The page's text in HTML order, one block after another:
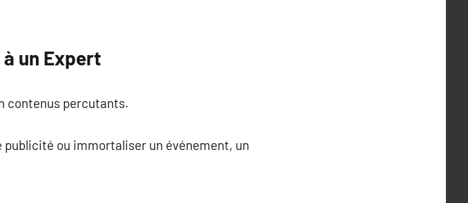
un Expert
contenus percutants.
ou immortaliser un événement, un